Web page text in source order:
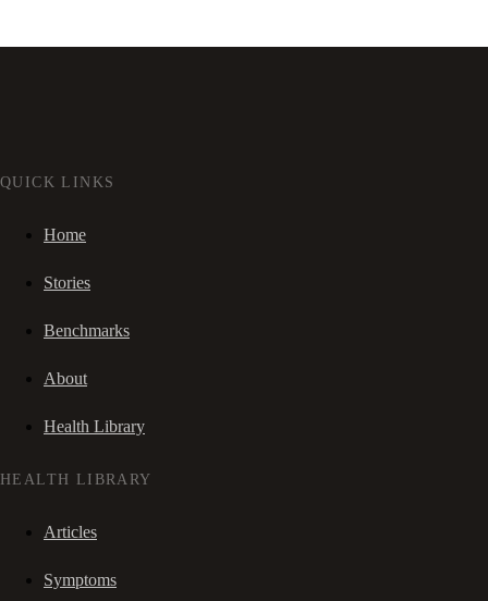
QUICK LINKS
Home
Stories
Benchmarks
About
Health Library
HEALTH LIBRARY
Articles
Symptoms